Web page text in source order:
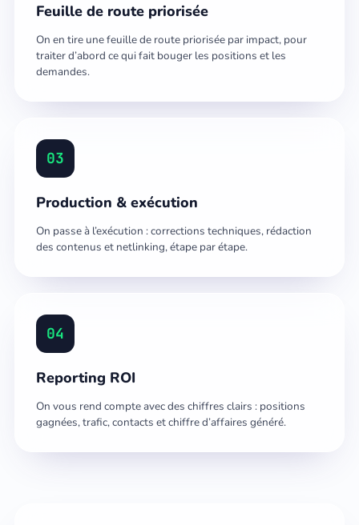
Feuille de route priorisée
On en tire une feuille de route priorisée par impact, pour
traiter d’abord ce qui fait bouger les positions et les
demandes.
03
Production & exécution
On passe à l’exécution : corrections techniques, rédaction
des contenus et netlinking, étape par étape.
04
Reporting ROI
On vous rend compte avec des chiffres clairs : positions
gagnées, trafic, contacts et chiffre d’affaires généré.